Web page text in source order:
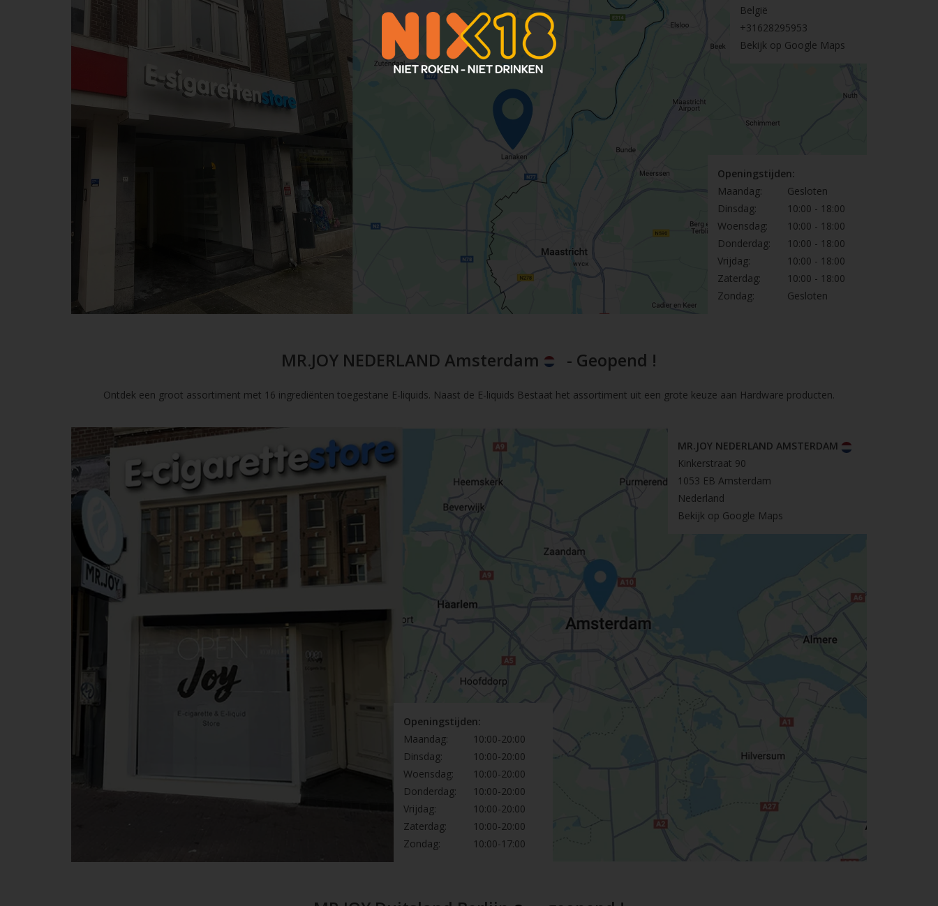
België
+31628295953
Bekijk op Google Maps
Openingstijden:
Maandag:
Gesloten
Dinsdag:
10:00 - 18:00
Woensdag:
10:00 - 18:00
Donderdag:
10:00 - 18:00
Vrijdag:
10:00 - 18:00
Zaterdag:
10:00 - 18:00
Zondag:
Gesloten
MR.JOY NEDERLAND Amsterdam - Geopend !
Ontdek een groot assortiment met 16 ingrediënten toegestane E-liquids. Naast de E-liquids Bestaat het assortiment uit een grote keuze aan Hardware producten.
MR.JOY NEDERLAND AMSTERDAM
Kinkerstraat 90
1053 EB Amsterdam
Nederland
Bekijk op Google Maps
Openingstijden:
Maandag:
10:00-20:00
Dinsdag:
10:00-20:00
Woensdag:
10:00-20:00
Donderdag:
10:00-20:00
Vrijdag:
10:00-20:00
Zaterdag:
10:00-20:00
Zondag:
10:00-17:00